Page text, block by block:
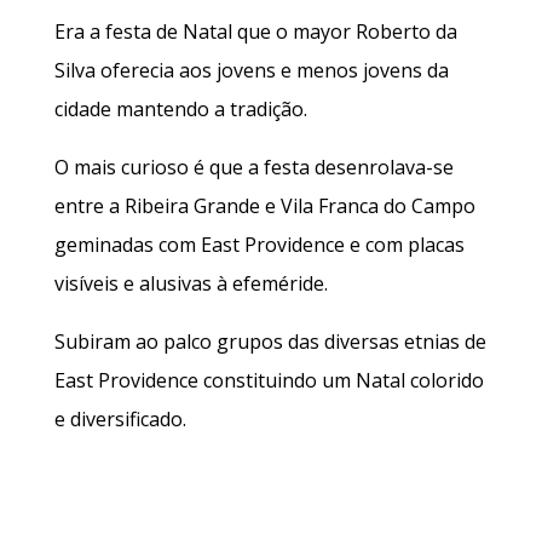
Era a festa de Natal que o mayor Roberto da
Silva oferecia aos jovens e menos jovens da
cidade mantendo a tradição.
O mais curioso é que a festa desenrolava-se
entre a Ribeira Grande e Vila Franca do Campo
geminadas com East Providence e com placas
visíveis e alusivas à efeméride.
Subiram ao palco grupos das diversas etnias de
East Providence constituindo um Natal colorido
e diversificado.